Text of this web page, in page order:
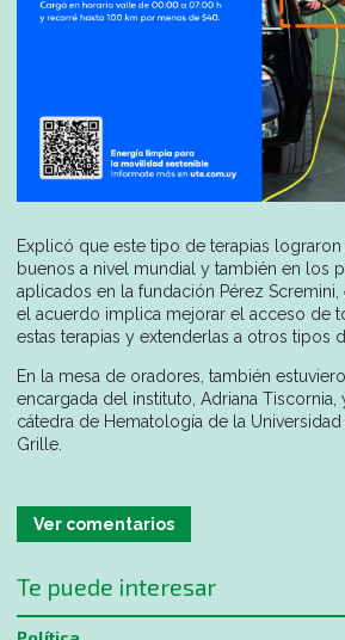
Explicó que este tipo de terapias
buenos a nivel mundial y también en los
aplicados en la fundación Pérez Scremini,
el acuerdo implica mejorar el acceso de
estas terapias y extenderlas a otros tipos
En la mesa de oradores, también
encargada del instituto, Adriana
cátedra de Hematología de la
Grille.
Ver comentarios
Te puede interesar